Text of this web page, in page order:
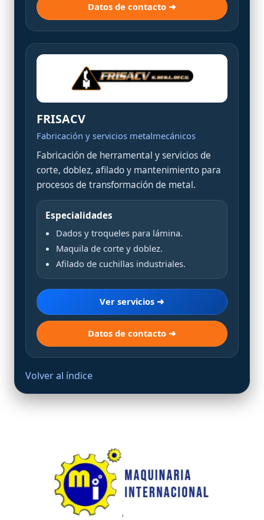
Datos de contacto ➜
FRISACV
Fabricación y servicios metalmecánicos
Fabricación de herramental y servicios de
corte, doblez, afilado y mantenimiento para
procesos de transformación de metal.
Especialidades
Dados y troqueles para lámina.
Maquila de corte y doblez.
Afilado de cuchillas industriales.
Ver servicios ➜
Datos de contacto ➜
Volver al índice